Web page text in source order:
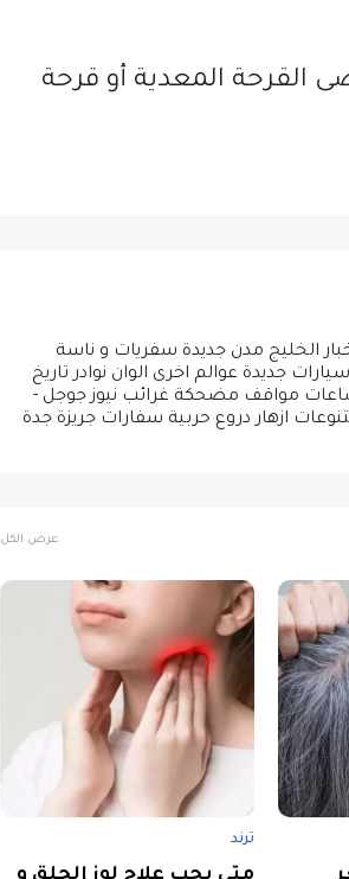
المعدية أو قرحة
الخليج مدن جديدة سفريات و ناسة
جديدة عوالم اخرى الوان نوادر تاريخ
مواقف مضحكة غرائب نيوز جوجل -
ازهار دروع حربية سفارات جريزة جدة
عرض الكل
ترند